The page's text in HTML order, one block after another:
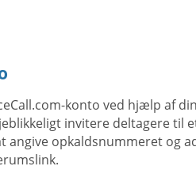
konto ved hjælp af
invitere deltagere til
angive opkaldsnummeret og